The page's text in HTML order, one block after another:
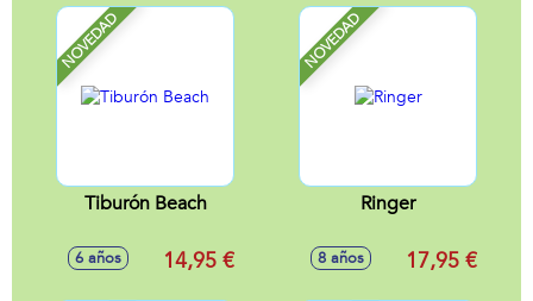
NOVEDAD
Tiburón Beach
6 años 14,95 €
NOVEDAD
Ringer
8 años 17,95 €